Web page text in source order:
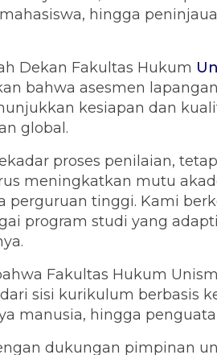
hingga
Dekan Fakultas Hukum
bahwa asesmen
kesiapan dan
global.
proses penilaian,
meningkatkan mutu
perguruan tinggi. Kami
program studi yang
Fakultas Hukum
sisi kurikulum berbasis
manusia, hingga
dukungan pimpinan